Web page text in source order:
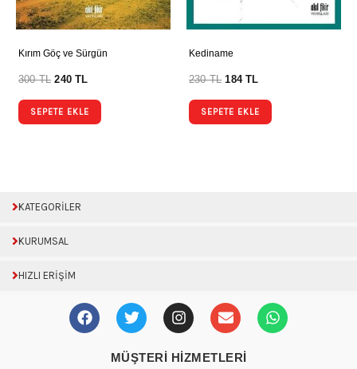
Kırım Göç ve Sürgün
300TL 240TL
SEPETE EKLE
Kediname
230TL 184TL
SEPETE EKLE
KATEGORİLER
KURUMSAL
HIZLI ERİŞİM
F
a
T
w
t
I
n
t
E
n
e
W
h
MÜŞTERİ HİZMETLERİ